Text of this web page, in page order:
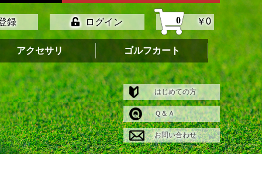
録 ログイン 0 ￥0
アクセサリ ゴルフカート
はじめての方
Ｑ＆Ａ
お問い合わせ